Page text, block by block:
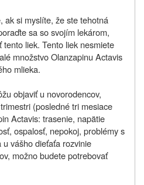
ak si myslíte, že ste tehotná
sa so svojím lekárom,
liek. Tento liek nesmiete
množstvo Olanzapinu Actavis
mlieka.
objaviť u novorodencov,
(posledné tri mesiace
Actavis: trasenie, napätie
ospalosť, nepokoj, problémy s
vášho dieťaťa rozvinie
možno budete potrebovať